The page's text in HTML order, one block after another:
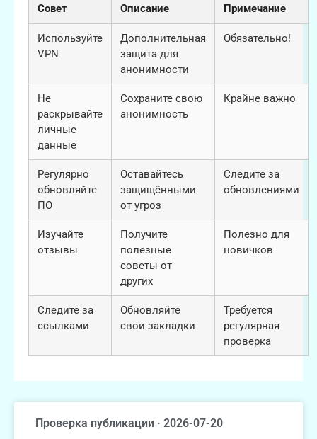
Совет Описание Примечание
Используйте
VPN
Дополнительная
защита для
анонимности
Обязательно!
Не
раскрывайте
личные
данные
Сохраните свою
анонимность
Крайне важно
Регулярно
обновляйте
ПО
Оставайтесь
защищёнными
от угроз
Следите за
обновлениями
Изучайте
отзывы
Получите
полезные
советы от
других
Полезно для
новичков
Следите за
ссылками
Обновляйте
свои закладки
Требуется
регулярная
проверка
Проверка публикации · 2026-07-20